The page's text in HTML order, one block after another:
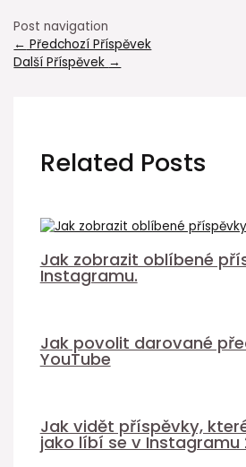
Post navigation
← Předchozí Příspěvek
Další Příspěvek →
Related Posts
Jak zobrazit oblíbené
Instagramu.
Jak povolit darované
YouTube
Jak vidět příspěvky,
jako líbí se v Instagramu